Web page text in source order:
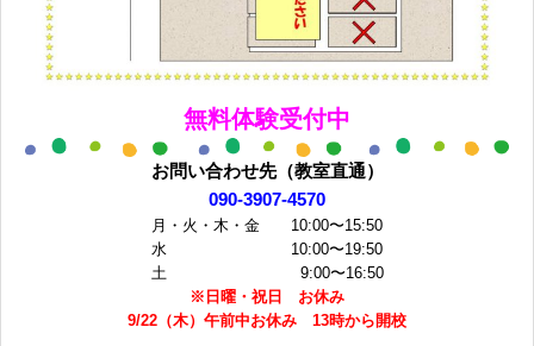
無料体験受付中
お問い合わせ先（教室直通）
090-3907-4570
月・火・木・金 10:00〜15:50
水 10:00〜19:50
土 9:00〜16:50
※日曜・祝日 お休み
9/22（木）午前中お休み 13時から開校